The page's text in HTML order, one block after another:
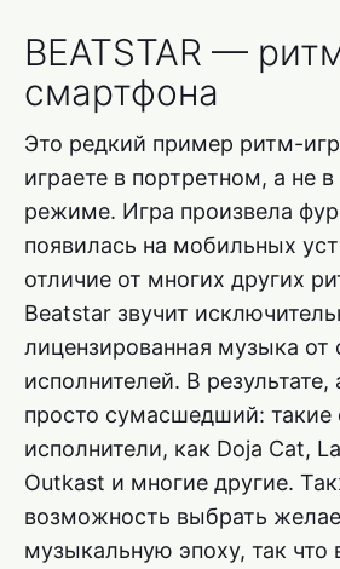
BEATSTAR —
смартфона
Это редкий пример ритм-
играете в портретном, а не
режиме. Игра произвела
появилась на мобильных
отличие от многих других
Beatstar звучит
лицензированная музыка от
исполнителей. В результате,
просто сумасшедший:
исполнители, как Doja Cat,
Outkast и многие другие.
возможность выбрать
музыкальную эпоху, так